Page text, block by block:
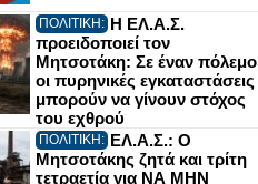
ΠΟΛΙΤΙΚΗ: Η ΕΛ.Α.Σ.
προειδοποιεί τον
Μητσοτάκη: Σε έναν πόλεμο
οι πυρηνικές εγκαταστάσεις
μπορούν να γίνουν στόχος
του εχθρού
ΠΟΛΙΤΙΚΗ: ΕΛ.Α.Σ.: Ο
Μητσοτάκης ζητά και τρίτη
τετραετία για ΝΑ ΜΗΝ